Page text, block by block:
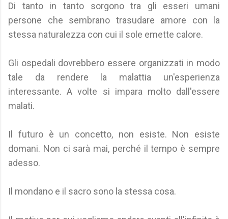
Di tanto in tanto sorgono tra gli esseri umani
persone che sembrano trasudare amore con la
stessa naturalezza con cui il sole emette calore.
Gli ospedali dovrebbero essere organizzati in modo
tale da rendere la malattia un'esperienza
interessante. A volte si impara molto dall'essere
malati.
Il futuro è un concetto, non esiste. Non esiste
domani. Non ci sarà mai, perché il tempo è sempre
adesso.
Il mondano e il sacro sono la stessa cosa.